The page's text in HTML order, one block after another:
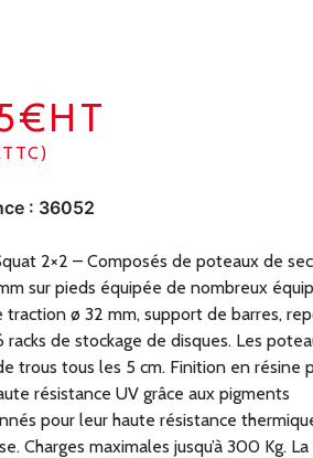
: 36052
2×2 – Composés de poteaux de
sur pieds équipée de nombreux
traction ø 32 mm, support de barres,
racks de stockage de disques. Les
trous tous les 5 cm. Finition en résine
résistance UV grâce aux pigments
pour leur haute résistance
Charges maximales jusqu’à 300 Kg.